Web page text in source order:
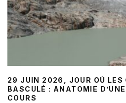
29 JUIN 2026, JOUR OÙ LES
BASCULÉ : ANATOMIE
COURS